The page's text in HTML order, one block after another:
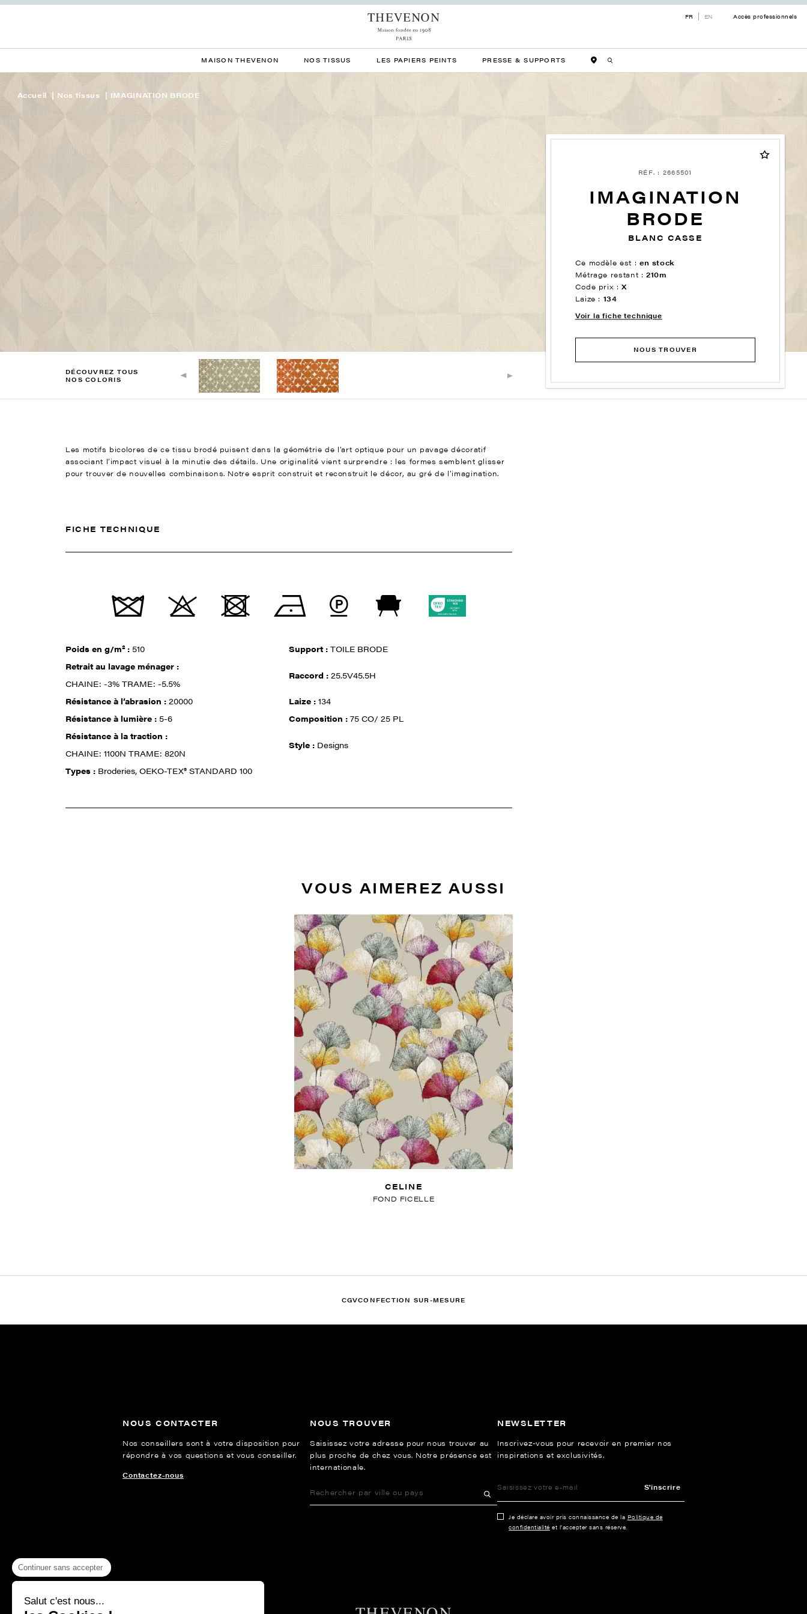
FR EN Accès professionnels
MAISON THEVENON NOS TISSUS LES PAPIERS PEINTS PRESSE & SUPPORTS
Accueil Nos tissus IMAGINATION BRODE
RÉF. : 2665501
IMAGINATION
BRODE
BLANC CASSE
Ce modèle est : en stock
Métrage restant :210m
Code prix :X
Laize : 134
Voir la fiche technique
NOUS TROUVER
DÉCOUVREZ TOUS
NOS COLORIS
Les motifs bicolores de ce tissu brodé puisent dans la géométrie de l’art optique pour un pavage décoratif
associant l’impact visuel à la minutie des détails. Une originalité vient surprendre : les formes semblent glisser
pour trouver de nouvelles combinaisons. Notre esprit construit et reconstruit le décor, au gré de l’imagination.
FICHE TECHNIQUE
Poids en g/m² : 510 Support :TOILE BRODE
Retrait au lavage ménager :
CHAINE: -3% TRAME: -5.5%
Raccord :25.5V45.5H
Résistance à l‘abrasion :20000 Laize :134
Résistance à lumière : 5-6 Composition :75 CO/ 25 PL
Résistance à la traction :
CHAINE: 1100N TRAME: 820N
Style : Designs
Types : Broderies, OEKO-TEX® STANDARD 100
VOUS AIMEREZ AUSSI
CELINE
FOND FICELLE
CGVCONFECTION SUR-MESURE
NOUS CONTACTER
Nos conseillers sont à votre disposition pour
répondre à vos questions et vous conseiller.
Contactez-nous
NOUS TROUVER
Saisissez votre adresse pour nous trouver au
plus proche de chez vous. Notre présence est
internationale.
NEWSLETTER
Inscrivez-vous pour recevoir en premier nos
inspirations et exclusivités.
S'inscrire
Je déclare avoir pris connaissance de la Politique de
confidentialité et l’accepter sans réserve.
Continuer sans accepter
Salut c'est nous...